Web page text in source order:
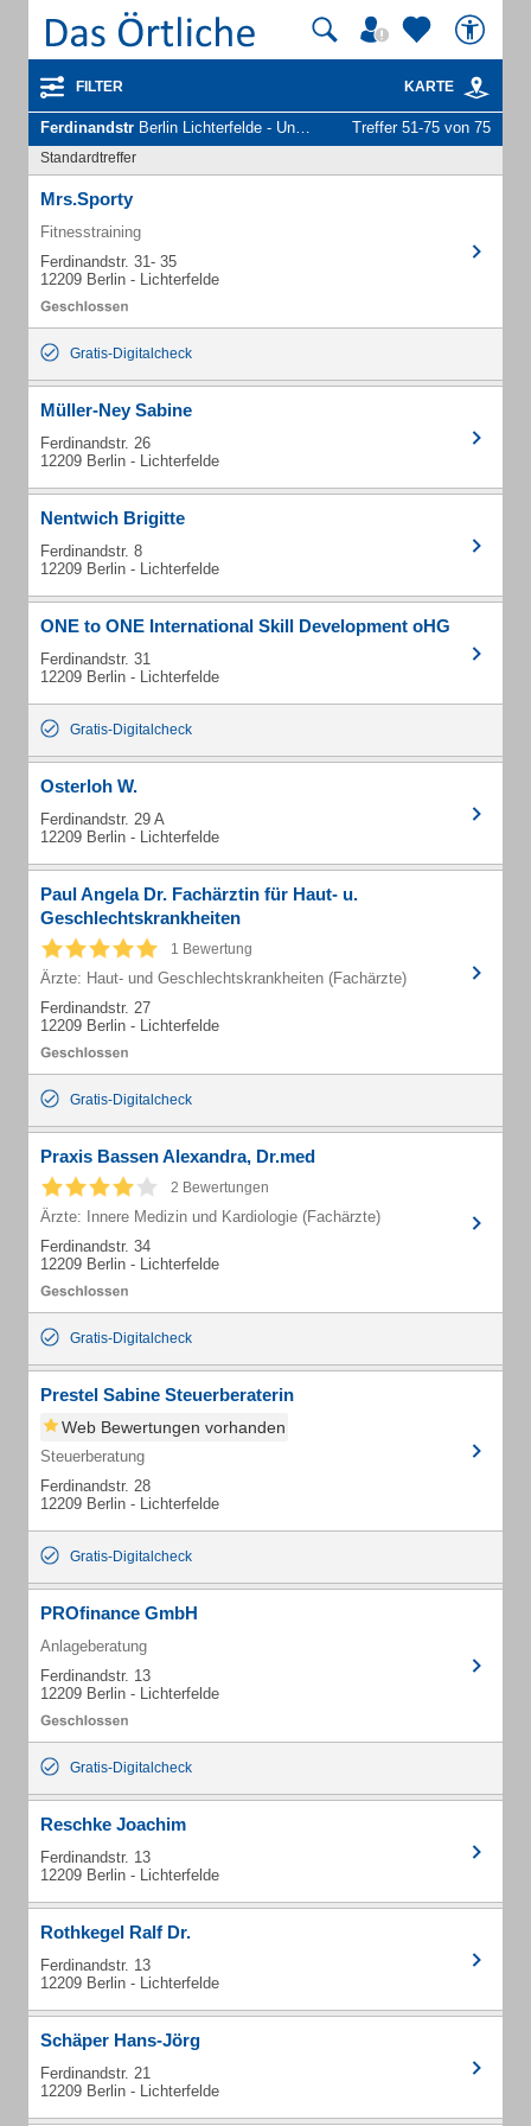
FILTER KARTE
Ferdinandstr Berlin Lichterfelde - Unternehmen und Personen Treffer 51-75 von 75
Standardtreffer
Mrs.Sporty
Fitnesstraining
Ferdinandstr. 31- 35
12209 Berlin - Lichterfelde
Gratis-Digitalcheck
Müller-Ney Sabine
Ferdinandstr. 26
12209 Berlin - Lichterfelde
Nentwich Brigitte
Ferdinandstr. 8
12209 Berlin - Lichterfelde
ONE to ONE International Skill Development oHG
Ferdinandstr. 31
12209 Berlin - Lichterfelde
Gratis-Digitalcheck
Osterloh W.
Ferdinandstr. 29 A
12209 Berlin - Lichterfelde
Paul Angela Dr. Fachärztin für Haut- u.
Geschlechtskrankheiten
1 Bewertung
Ärzte: Haut- und Geschlechtskrankheiten (Fachärzte)
Ferdinandstr. 27
12209 Berlin - Lichterfelde
Gratis-Digitalcheck
Praxis Bassen Alexandra, Dr.med
2 Bewertungen
Ärzte: Innere Medizin und Kardiologie (Fachärzte)
Ferdinandstr. 34
12209 Berlin - Lichterfelde
Gratis-Digitalcheck
Prestel Sabine Steuerberaterin
Web Bewertungen vorhanden
Steuerberatung
Ferdinandstr. 28
12209 Berlin - Lichterfelde
Gratis-Digitalcheck
PROfinance GmbH
Anlageberatung
Ferdinandstr. 13
12209 Berlin - Lichterfelde
Gratis-Digitalcheck
Reschke Joachim
Ferdinandstr. 13
12209 Berlin - Lichterfelde
Rothkegel Ralf Dr.
Ferdinandstr. 13
12209 Berlin - Lichterfelde
Schäper Hans-Jörg
Ferdinandstr. 21
12209 Berlin - Lichterfelde